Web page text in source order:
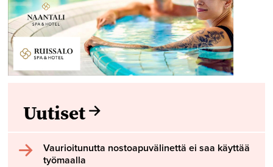
Uutiset
Vaurioitunutta nostoapuvälinettä ei saa käyttää
työmaalla